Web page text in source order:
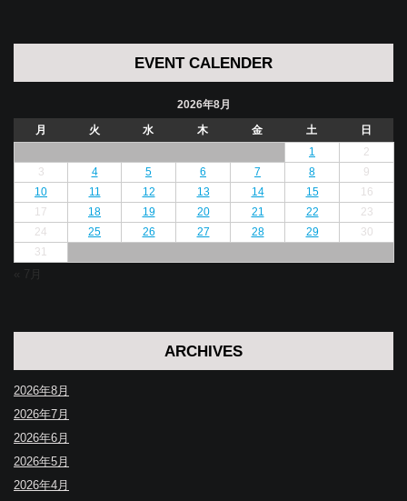
EVENT CALENDER
2026年8月
月
火 水 木 金 土
日
1
2
3
4 5 6 7 8
9
10
11 12 13 14 15
16
17
18 19 20 21 22
23
24
25 26 27 28 29
30
31
« 7月
ARCHIVES
2026年8月
2026年7月
2026年6月
2026年5月
2026年4月